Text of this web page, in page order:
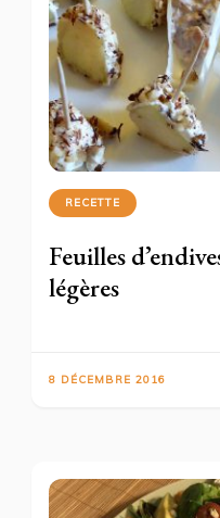
RECETTE
Feuilles
légères
8 DÉCEMBRE 2016